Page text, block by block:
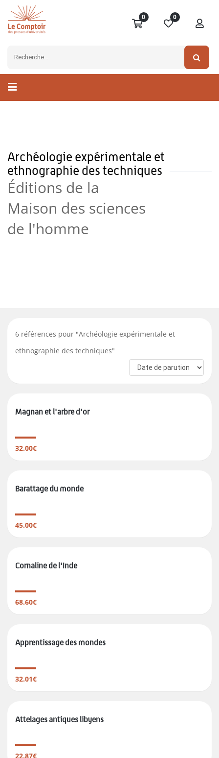
0 0
Archéologie expérimentale et
ethnographie des techniques
Éditions de la
Maison des sciences
de l'homme
6 références pour "Archéologie expérimentale et
ethnographie des techniques"
Magnan et l'arbre d'or
32.00€
Barattage du monde
45.00€
Cornaline de l'Inde
68.60€
Apprentissage des mondes
32.01€
Attelages antiques libyens
22.87€